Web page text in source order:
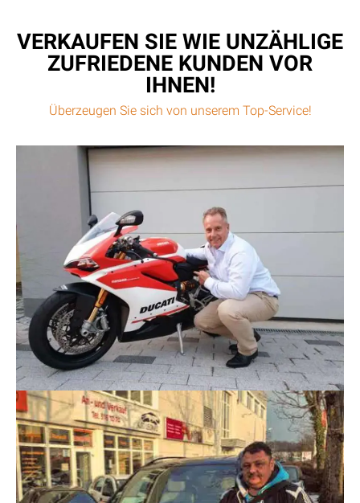
VERKAUFEN SIE WIE UNZÄHLIGE
ZUFRIEDENE KUNDEN VOR
IHNEN!
Überzeugen Sie sich von unserem Top-Service!